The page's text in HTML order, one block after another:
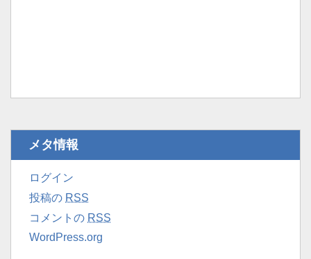
メタ情報
ログイン
投稿の RSS
コメントの RSS
WordPress.org